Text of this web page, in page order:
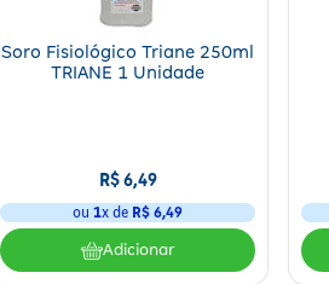
Soro Fisiológico Triane 250ml
TRIANE 1 Unidade
R$6,49
ou1x de R$ 6,49
Adicionar